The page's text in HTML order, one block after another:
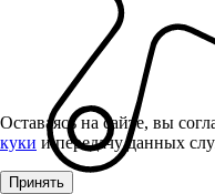
Оставаясь на сайте, вы
куки и передачу данных
Принять